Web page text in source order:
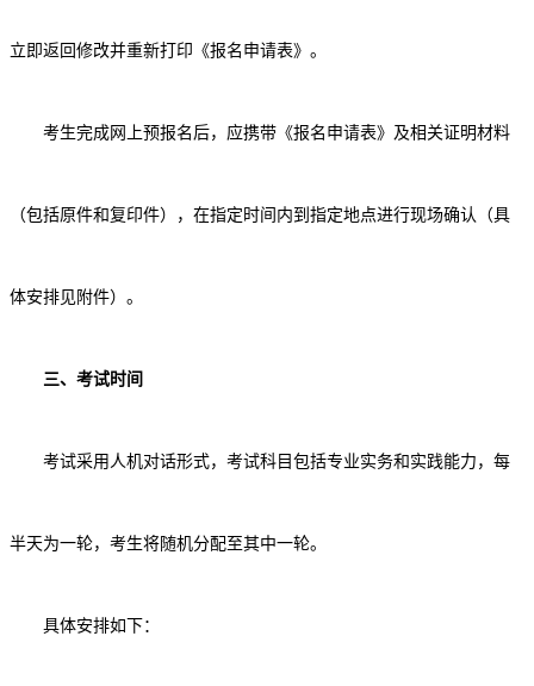
立即返回修改并重新打印《报名申请表》。
考生完成网上预报名后，应携带《报名申请表》及相关证明材料
（包括原件和复印件），在指定时间内到指定地点进行现场确认（具
体安排见附件）。
三、考试时间
考试采用人机对话形式，考试科目包括专业实务和实践能力，每
半天为一轮，考生将随机分配至其中一轮。
具体安排如下：